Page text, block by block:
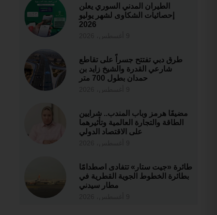
الطيران المدني السوري يعلن
إحصائيات الشكاوى لشهر يوليو
2026
طرق دبي تفتتح جسراً على تقاطع
شارعي القدرة والشيخ زايد بن
حمدان بطول 700 متر
مضيقَا هرمز وباب المندب.. شرايين
الطاقة والتجارة العالمية وتأثيرهما
على الاقتصاد الدولي
طائرة «جيت ستار» تتفادى اصطدامًا
بطائرة الخطوط الجوية القطرية في
مطار سيدني